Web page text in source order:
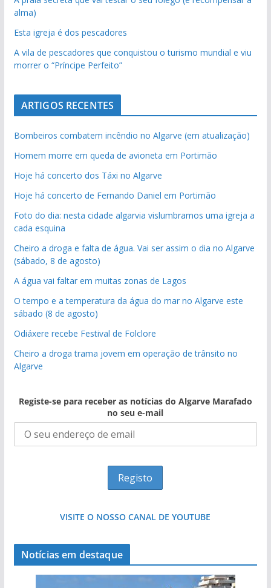
alma)
Esta igreja é dos pescadores
A vila de pescadores que conquistou o turismo mundial e viu
morrer o “Príncipe Perfeito”
ARTIGOS RECENTES
Bombeiros combatem incêndio no Algarve (em atualização)
Homem morre em queda de avioneta em Portimão
Hoje há concerto dos Táxi no Algarve
Hoje há concerto de Fernando Daniel em Portimão
Foto do dia: nesta cidade algarvia vislumbramos uma igreja a
cada esquina
Cheiro a droga e falta de água. Vai ser assim o dia no Algarve
(sábado, 8 de agosto)
A água vai faltar em muitas zonas de Lagos
O tempo e a temperatura da água do mar no Algarve este
sábado (8 de agosto)
Odiáxere recebe Festival de Folclore
Cheiro a droga trama jovem em operação de trânsito no
Algarve
Registe-se para receber as notícias do Algarve Marafado
no seu e-mail
VISITE O NOSSO CANAL DE YOUTUBE
Notícias em destaque